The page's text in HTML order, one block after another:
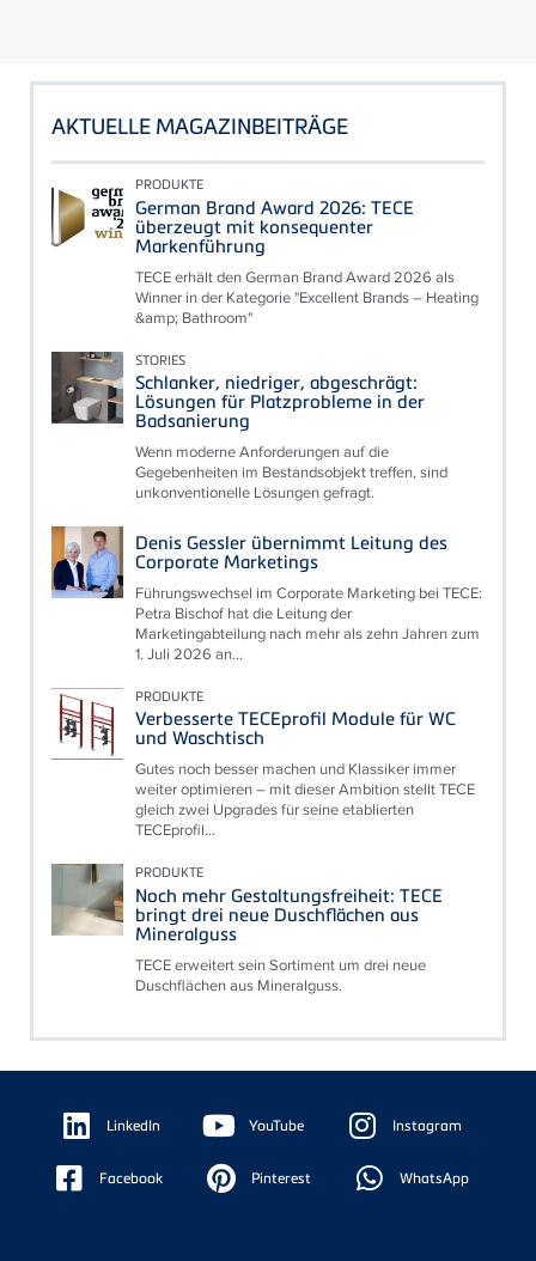
AKTUELLE MAGAZINBEITRÄGE
PRODUKTE
German Brand Award 2026: TECE
überzeugt mit konsequenter
Markenführung
TECE erhält den German Brand Award 2026 als
Winner in der Kategorie "Excellent Brands – Heating
&amp; Bathroom"
STORIES
Schlanker, niedriger, abgeschrägt:
Lösungen für Platzprobleme in der
Badsanierung
Wenn moderne Anforderungen auf die
Gegebenheiten im Bestandsobjekt treffen, sind
unkonventionelle Lösungen gefragt.
Denis Gessler übernimmt Leitung des
Corporate Marketings
Führungswechsel im Corporate Marketing bei TECE:
Petra Bischof hat die Leitung der
Marketingabteilung nach mehr als zehn Jahren zum
1. Juli 2026 an...
PRODUKTE
Verbesserte TECEprofil Module für WC
und Waschtisch
Gutes noch besser machen und Klassiker immer
weiter optimieren – mit dieser Ambition stellt TECE
gleich zwei Upgrades für seine etablierten
TECEprofil...
PRODUKTE
Noch mehr Gestaltungsfreiheit: TECE
bringt drei neue Duschflächen aus
Mineralguss
TECE erweitert sein Sortiment um drei neue
Duschflächen aus Mineralguss.
Floating
Sidebar LinkedIn YouTube Instagram
Facebook Pinterest WhatsApp